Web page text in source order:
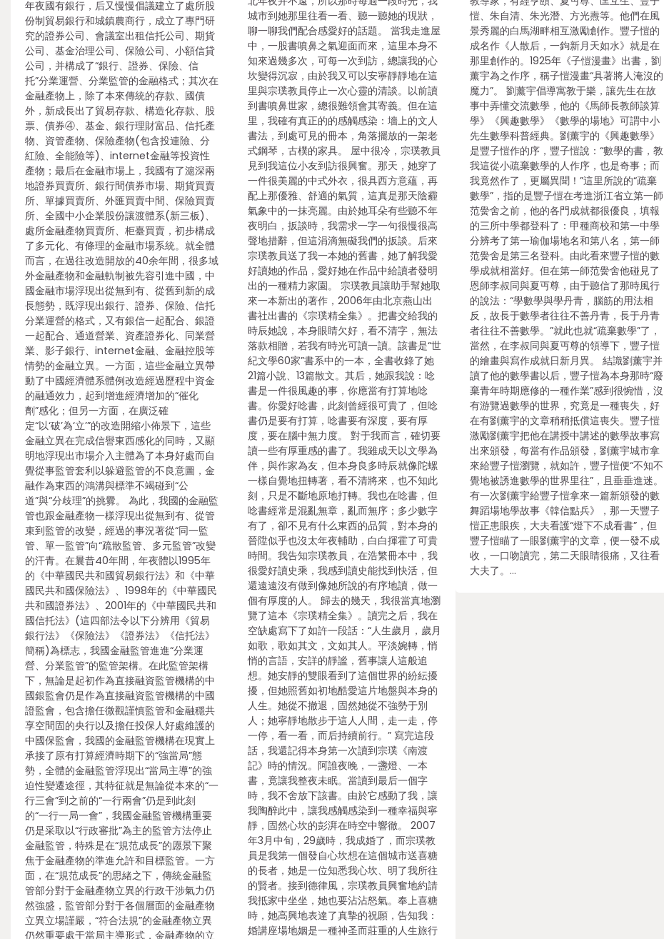
年夜國有銀行，后又慢慢倡議建立了處所股
份制貿易銀行和城鎮農商行，成立了專門研
究的證券公司、會議室出租信托公司、期貨
公司、基金治理公司、保險公司、小額信貸
公司，并構成了“銀行、證券、保險、信
托”分業運營、分業監管的金融格式；其次在
金融產物上，除了本來傳統的存款、國債
外，新成長出了貿易存款、構造化存款、股
票、債券④、基金、銀行理財富品、信托產
物、資管產物、保險產物(包含投連險、分
紅險、全能險等)、internet金融等投資性
產物；最后在金融市場上，我國有了滬深兩
地證券買賣所、銀行間債券市場、期貨買賣
所、單據買賣所、外匯買賣中間、保險買賣
所、全國中小企業股份讓渡體系(新三板)、
處所金融產物買賣所、柜臺買賣，初步構成
了多元化、有條理的金融市場系統。就全體
而言，在過往改造開放的40余年間，很多域
外金融產物和金融軌制被先容引進中國，中
國金融市場浮現出從無到有、從舊到新的成
長態勢，既浮現出銀行、證券、保險、信托
分業運營的格式，又有銀信一起配合、銀證
一起配合、通道營業、資產證券化、同業營
業、影子銀行、internet金融、金融控股等
情勢的金融立異。一方面，這些金融立異帶
動了中國經濟體系體例改造經過歷程中資金
的融通效力，起到增進經濟增加的“催化
劑”感化；但另一方面，在廣泛確
定“以‘破’為‘立’”的改造開縮小佈景下，這些
金融立異在完成信譽東西感化的同時，又顯
明地浮現出市場介入主體為了本身好處而自
覺從事監管套利以躲避監管的不良意圖，金
融作為東西的鴻溝與標準不竭碰到“公
道”與“分歧理”的挑釁。 為此，我國的金融監
管也跟金融產物一樣浮現出從無到有、從管
束到監管的改變，經過的事況著從“同一監
管、單一監管”向“疏散監管、多元監管”改變
的汗青。在曩昔40年間，年夜體以1995年
的《中華國民共和國貿易銀行法》和《中華
國民共和國保險法》、1998年的《中華國民
共和國證券法》、2001年的《中華國民共和
國信托法》(這四部法令以下分辨用《貿易
銀行法》《保險法》《證券法》《信托法》
簡稱)為標志，我國金融監管進進“分業運
營、分業監管”的監管架構。在此監管架構
下，無論是起初作為直接融資監管機構的中
國銀監會仍是作為直接融資監管機構的中國
證監會，包含擔任微觀謹慎監管和金融穩共
享空間固的央行以及擔任投保人好處維護的
中國保監會，我國的金融監管機構在現實上
承接了原有打算經濟時期下的“強當局”態
勢，全體的金融監管浮現出“當局主導”的強
迫性變遷途徑，其特征就是無論從本來的“一
行三會”到之前的“一行兩會”仍是到此刻
的“一行一局一會”，我國金融監管機構重要
仍是采取以“行政審批”為主的監管方法停止
金融監管，特殊是在“規范成長”的愿景下聚
焦于金融產物的準進允許和目標監管。一方
面，在“規范成長”的思緒之下，傳統金融監
管部分對于金融產物立異的行政干涉氣力仍
然強盛，監管部分對于各個層面的金融產物
立異立場謹嚴，“符合法規”的金融產物立異
仍然重要處于當局主導形式，金融產物的立
城市到她那里往看一看、聽一聽她的現狀，
聊一聊我們配合感愛好的話題。 當我走進屋
中，一股書噴鼻之氣迎面而來，這里本身不
知來過幾多次，可每一次到訪，總讓我的心
坎變得沉寂，由於我又可以安寧靜靜地在這
里與宗璞教員停止一次心靈的清談。以前讀
到書噴鼻世家，總很難領會其寄義。但在這
里，我確有真正的的感觸感染：墻上的文人
書法，到處可見的冊本，角落擺放的一架老
式鋼琴，古樸的家具。 屋中很冷，宗璞教員
見到我這位小友到訪很興奮。那天，她穿了
一件很美麗的中式外衣，很具西方意蘊，再
配上那優雅、舒適的氣質，這真是那天陰霾
氣象中的一抹亮麗。由於她耳朵有些聽不年
夜明白，扳談時，我需求一字一句很慢很高
聲地措辭，但這涓滴無礙我們的扳談。后來
宗璞教員送了我一本她的舊書，她了解我愛
好讀她的作品，愛好她在作品中給讀者發明
出的一種精力家園。 宗璞教員讓助手幫她取
來一本新出的著作，2006年由北京燕山出
書社出書的《宗璞精全集》。把書交給我的
時辰她說，本身眼睛欠好，看不清字，無法
落款相贈，若我有時光可讀一讀。該書是“世
紀文學60家”書系中的一本，全書收錄了她
21篇小說、13篇散文。其后，她跟我說：唸
書是一件很風趣的事，你應當有打算地唸
書。你愛好唸書，此刻曾經很可貴了，但唸
書仍是要有打算，唸書要有深度，要有厚
度，要在腦中無力度。 對于我而言，確切要
讀一些有厚重感的書了。我雖成天以文學為
伴，與作家為友，但本身良多時辰就像陀螺
一樣自覺地扭轉著，看不清將來，也不知此
刻，只是不斷地原地打轉。我也在唸書，但
唸書經常是混亂無章，亂而無序；多少數字
有了，卻不見有什么東西的品質，對本身的
晉陞似乎也沒太年夜輔助，白白揮霍了可貴
時間。我告知宗璞教員，在浩繁冊本中，我
很愛好讀史乘，我感到讀史能找到快活，但
還遠遠沒有做到像她所說的有序地讀，做一
個有厚度的人。 歸去的幾天，我很當真地瀏
覽了這本《宗璞精全集》。讀完之后，我在
空缺處寫下了如許一段話：“人生歲月，歲月
如歌，歌如其文，文如其人。平淡婉轉，悄
悄的言語，安詳的靜謐，舊事讓人這般追
想。她安靜的雙眼看到了這個世界的紛紜擾
擾，但她照舊如初地酷愛這片地盤與本身的
人生。她從不撤退，固然她從不強勢于別
人；她寧靜地散步于這人人間，走一走，停
一停，看一看，而后持續前行。” 寫完這段
話，我還記得本身第一次讀到宗璞《南渡
記》時的情況。阿誰夜晚，一盞燈、一本
書，竟讓我整夜未眠。當讀到最后一個字
時，我不舍放下該書。由於它感動了我，讓
我陶醉此中，讓我感觸感染到一種幸福與寧
靜，固然心坎的彭湃在時空中響徹。 2007
年3月中旬，29歲時，我成婚了，而宗璞教
員是我第一個發自心坎想在這個城市送喜糖
的長者，她是一位知悉我心坎、明了我所往
的賢者。接到德律風，宗璞教員興奮地約請
我抵家中坐坐，她也要沾沾怒氣。奉上喜糖
時，她高興地表達了真摯的祝願，告知我：
婚講座場地姻是一種神圣而莊重的人生旅行
愷、朱自清、朱光潛、方光燾等。他們在風
景秀麗的白馬湖畔相互激勵創作。豐子愷的
成名作《人散后，一鉤新月天如水》就是在
那里創作的。1925年《子愷漫畫》出書，劉
薰宇為之作序，稱子愷漫畫“具著將人淹沒的
魔力”。 劉薰宇倡導寓教于樂，讓先生在故
事中弄懂交流數學，他的《馬師長教師談算
學》《興趣數學》《數學的場地》可謂中小
先生數學科普經典。劉薰宇的《興趣數學》
是豐子愷作的序，豐子愷說：“數學的書，教
我這從小疏棄數學的人作序，也是奇事；而
我竟然作了，更屬異聞！”這里所說的“疏棄
數學”，指的是豐子愷在考進浙江省立第一師
范黌舍之前，他的各門成就都很優良，填報
的三所中學都登科了：甲種商校和第一中學
分辨考了第一瑜伽場地名和第八名，第一師
范黌舍是第三名登科。由此看來豐子愷的數
學成就相當好。但在第一師范黌舍他碰見了
恩師李叔同與夏丏尊，由于聽信了那時風行
的說法：“學數學與學丹青，腦筋的用法相
反，故長于數學者往往不善丹青，長于丹青
者往往不善數學。”就此也就“疏棄數學”了，
當然，在李叔同與夏丏尊的領導下，豐子愷
的繪畫與寫作成就日新月異。 結識劉薰宇并
讀了他的數學書以后，豐子愷為本身那時“廢
棄青年時期應修的一種作業”感到很惋惜，沒
有游覽過數學的世界，究竟是一種喪失，好
在有劉薰宇的文章稍稍抵償這喪失。豐子愷
激勵劉薰宇把他在講授中講述的數學故事寫
出來頒發，每當有作品頒發，劉薰宇城市拿
來給豐子愷瀏覽，就如許，豐子愷便“不知不
覺地被誘進數學的世界里往”，且垂垂進迷。
有一次劉薰宇給豐子愷拿來一篇新頒發的數
舞蹈場地學故事《韓信點兵》，那一天豐子
愷正患眼疾，大夫看護“燈下不成看書”，但
豐子愷瞄了一眼劉薰宇的文章，便一發不成
收，一口吻讀完，第二天眼睛很痛，又往看
大夫了。…